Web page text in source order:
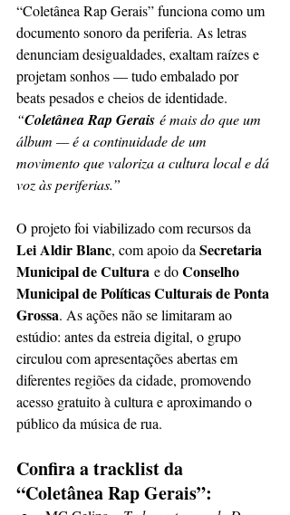
“Coletânea Rap Gerais” funciona como um
documento sonoro da periferia. As letras
denunciam desigualdades, exaltam raízes e
projetam sonhos — tudo embalado por
beats pesados e cheios de identidade.
“Coletânea Rap Gerais é mais do que um
álbum — é a continuidade de um
movimento que valoriza a cultura local e dá
voz às periferias.”
O projeto foi viabilizado com recursos da
Lei Aldir Blanc, com apoio da Secretaria
Municipal de Cultura e do Conselho
Municipal de Políticas Culturais de Ponta
Grossa. As ações não se limitaram ao
estúdio: antes da estreia digital, o grupo
circulou com apresentações abertas em
diferentes regiões da cidade, promovendo
acesso gratuito à cultura e aproximando o
público da música de rua.
Confira a tracklist da
“Coletânea Rap Gerais”: